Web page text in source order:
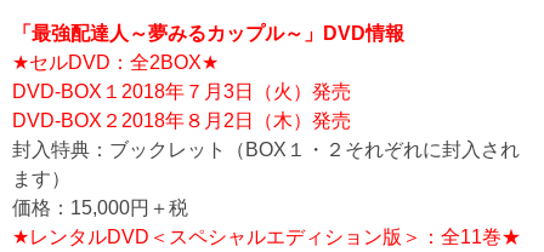
「最強配達人～夢みるカップル～」DVD情報
★セルDVD：全2BOX★
DVD-BOX１2018年７月3日（火）発売
DVD-BOX２2018年８月2日（木）発売
封入特典：ブックレット（BOX１・２それぞれに封入され
ます）
価格：15,000円＋税
★レンタルDVD＜スペシャルエディション版＞：全11巻★